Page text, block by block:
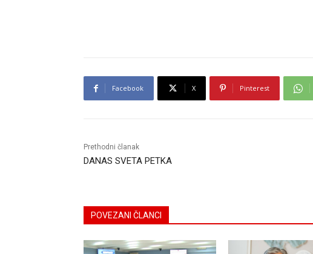
Facebook X Pinterest
Prethodni članak
DANAS SVETA PETKA
POVEZANI ČLANCI